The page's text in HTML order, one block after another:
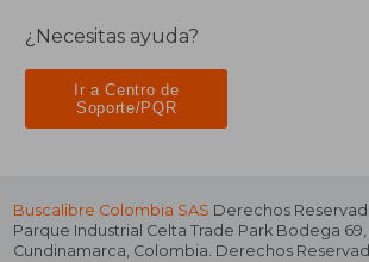
¿Necesitas ayuda?
Ir a Centro de
Soporte/PQR
Buscalibre Colombia SAS Derechos
Parque Industrial Celta Trade Park Bodega 69,
Cundinamarca, Colombia. Derechos